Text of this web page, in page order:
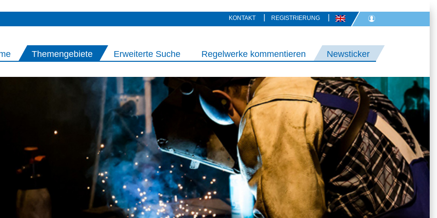
KONTAKT REGISTRIERUNG
Themengebiete Erweiterte Suche Regelwerke kommentieren Newsticker